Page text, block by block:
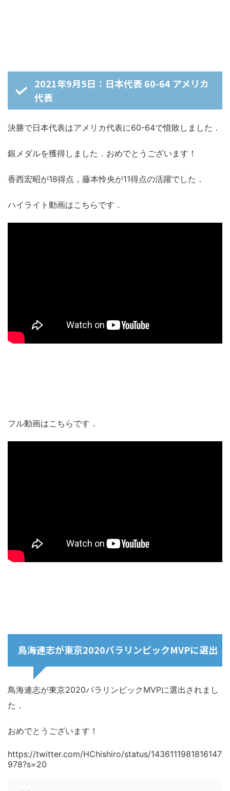
2021年9月5日：日本代表 60-64 アメリカ
代表
決勝で日本代表はアメリカ代表に60-64で惜敗しました．
銀メダルを獲得しました．おめでとうございます！
香西宏昭が18得点，藤本怜央が11得点の活躍でした．
ハイライト動画はこちらです．
フル動画はこちらです．
鳥海連志が東京2020パラリンピックMVPに選出
鳥海連志が東京2020パラリンピックMVPに選出されまし
た．
おめでとうございます！
https://twitter.com/HChishiro/status/1436111981816147
978?s=20